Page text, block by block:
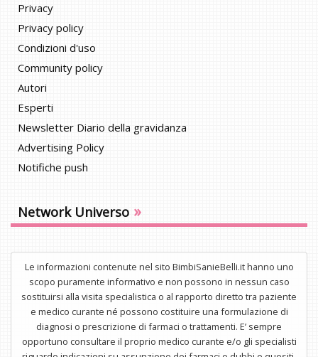
Privacy
Privacy policy
Condizioni d'uso
Community policy
Autori
Esperti
Newsletter Diario della gravidanza
Advertising Policy
Notifiche push
Network Universo »
Le informazioni contenute nel sito BimbiSanieBelli.it hanno uno
scopo puramente informativo e non possono in nessun caso
sostituirsi alla visita specialistica o al rapporto diretto tra paziente
e medico curante né possono costituire una formulazione di
diagnosi o prescrizione di farmaci o trattamenti. E’ sempre
opportuno consultare il proprio medico curante e/o gli specialisti